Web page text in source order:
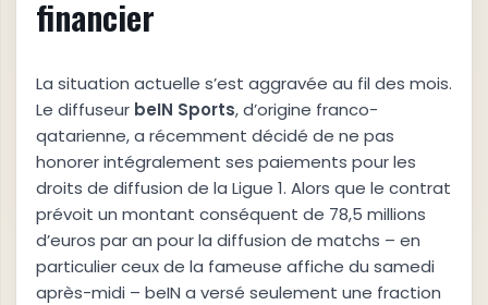
financier
La situation actuelle s’est aggravée au fil des mois.
Le diffuseur beIN Sports, d’origine franco-
qatarienne, a récemment décidé de ne pas
honorer intégralement ses paiements pour les
droits de diffusion de la Ligue 1. Alors que le contrat
prévoit un montant conséquent de 78,5 millions
d’euros par an pour la diffusion de matchs – en
particulier ceux de la fameuse affiche du samedi
après-midi – beIN a versé seulement une fraction